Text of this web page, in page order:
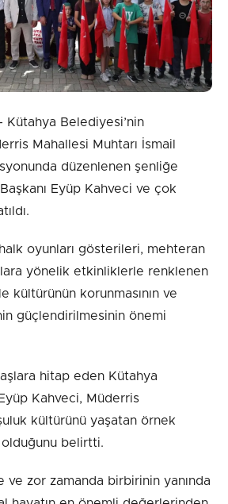
Kütahya Belediyesi’nin
Mahallesi Muhtarı İsmail
düzenlenen şenliğe
Eyüp Kahveci ve çok
oyunları gösterileri, mehteran
yönelik etkinliklerle renklenen
kültürünün korunmasının ve
güçlendirilmesinin önemi
hitap eden Kütahya
Kahveci, Müderris
kültürünü yaşatan örnek
belirtti.
ve zor zamanda birbirinin yanında